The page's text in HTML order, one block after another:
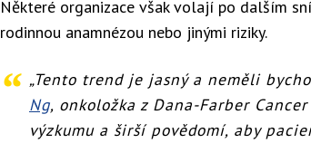
Některé organizace však volají po dalším
rodinnou anamnézou nebo jinými riziky.
„Tento trend je jasný a neměli
Ng, onkoložka z Dana-Farber
výzkumu a širší povědomí, aby